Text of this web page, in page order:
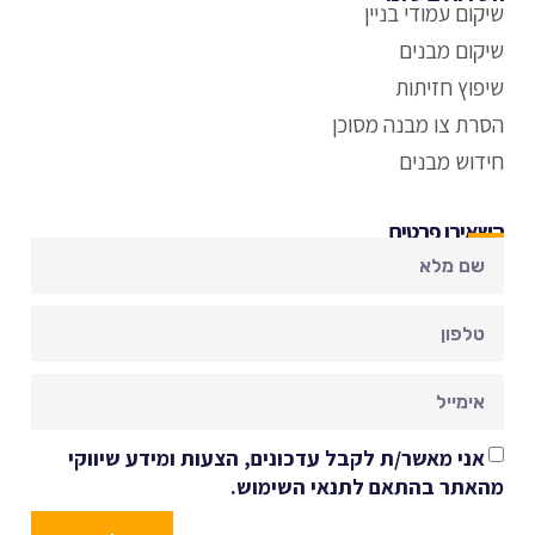
שיקום עמודי בניין
שיקום מבנים
שיפוץ חזיתות
הסרת צו מבנה מסוכן
חידוש מבנים
השאירו פרטים
אני מאשר/ת לקבל עדכונים, הצעות ומידע שיווקי
מהאתר בהתאם לתנאי השימוש.